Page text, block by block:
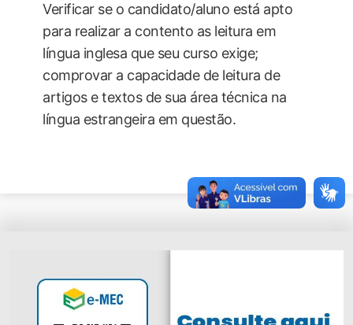
Verificar se o candidato/aluno está apto
para realizar a contento as leitura em
língua inglesa que seu curso exige;
comprovar a capacidade de leitura de
artigos e textos de sua área técnica na
língua estrangeira em questão.